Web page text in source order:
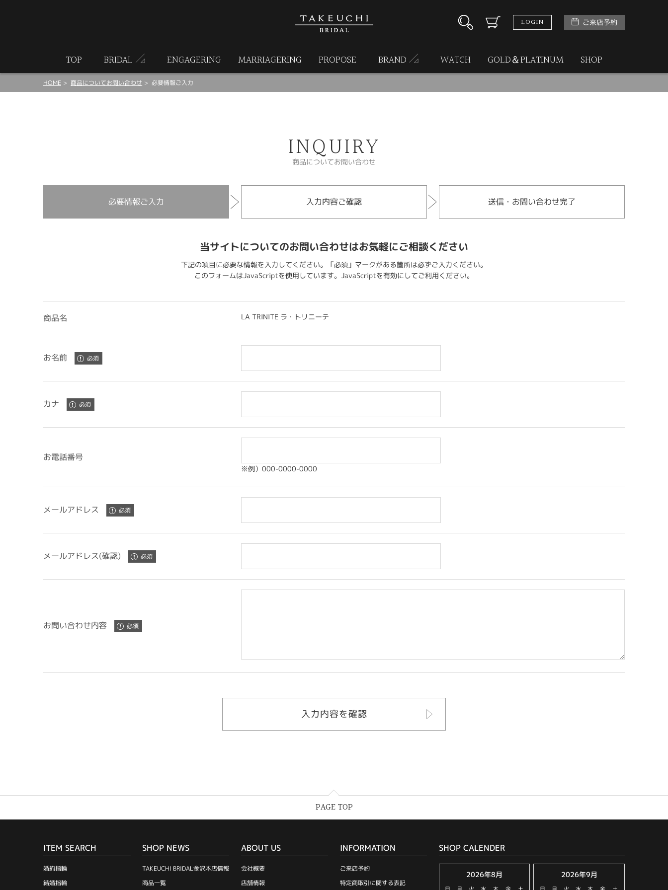
LOGIN ご来店予約
TOP BRIDAL ENGAGERING MARRIAGERING PROPOSE BRAND WATCH GOLD＆PLATINUM SHOP
HOME 商品についてお問い合わせ 必要情報ご入力
INQUIRY
商品についてお問い合わせ
必要情報ご入力 入力内容ご確認 送信・お問い合わせ完了
当サイトについてのお問い合わせはお気軽にご相談ください
下記の項目に必要な情報を入力してください。「必須」マークがある箇所は必ずご入力ください。
このフォームはJavaScriptを使用しています。JavaScriptを有効にしてご利用ください。
商品名 LA TRINITE ラ・トリニーテ
お名前
カナ
お電話番号
※例）000-0000-0000
メールアドレス
メールアドレス(確認)
お問い合わせ内容
PAGE TOP
ITEM SEARCH
婚約指輪
結婚指輪
SHOP NEWS
TAKEUCHI BRIDAL金沢本店情報
商品一覧
ABOUT US
会社概要
店舗情報
INFORMATION
ご来店予約
特定商取引に関する表記
SHOP CALENDER
2026年8月 2026年9月